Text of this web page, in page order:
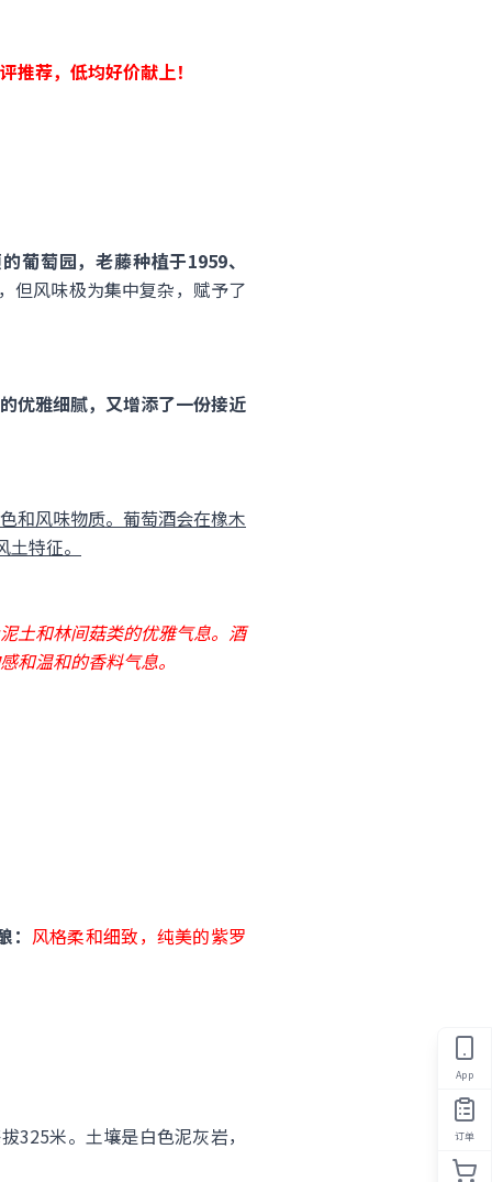
荐，低均好价献上！
萄园，老藤种植于1959、
但风味极为集中复杂，赋予了
优雅细腻，又增添了一份接近
和风味物质。葡萄酒会在橡木
特征。
土和林间菇类的优雅气息。酒
和温和的香料气息。
风格柔和细致，纯美的紫罗
325米。土壤是白色泥灰岩，
App
订单